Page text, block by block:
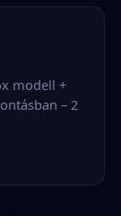
modell +
– 2